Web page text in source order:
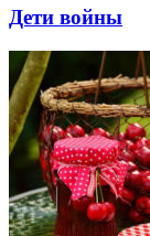
Дети войны